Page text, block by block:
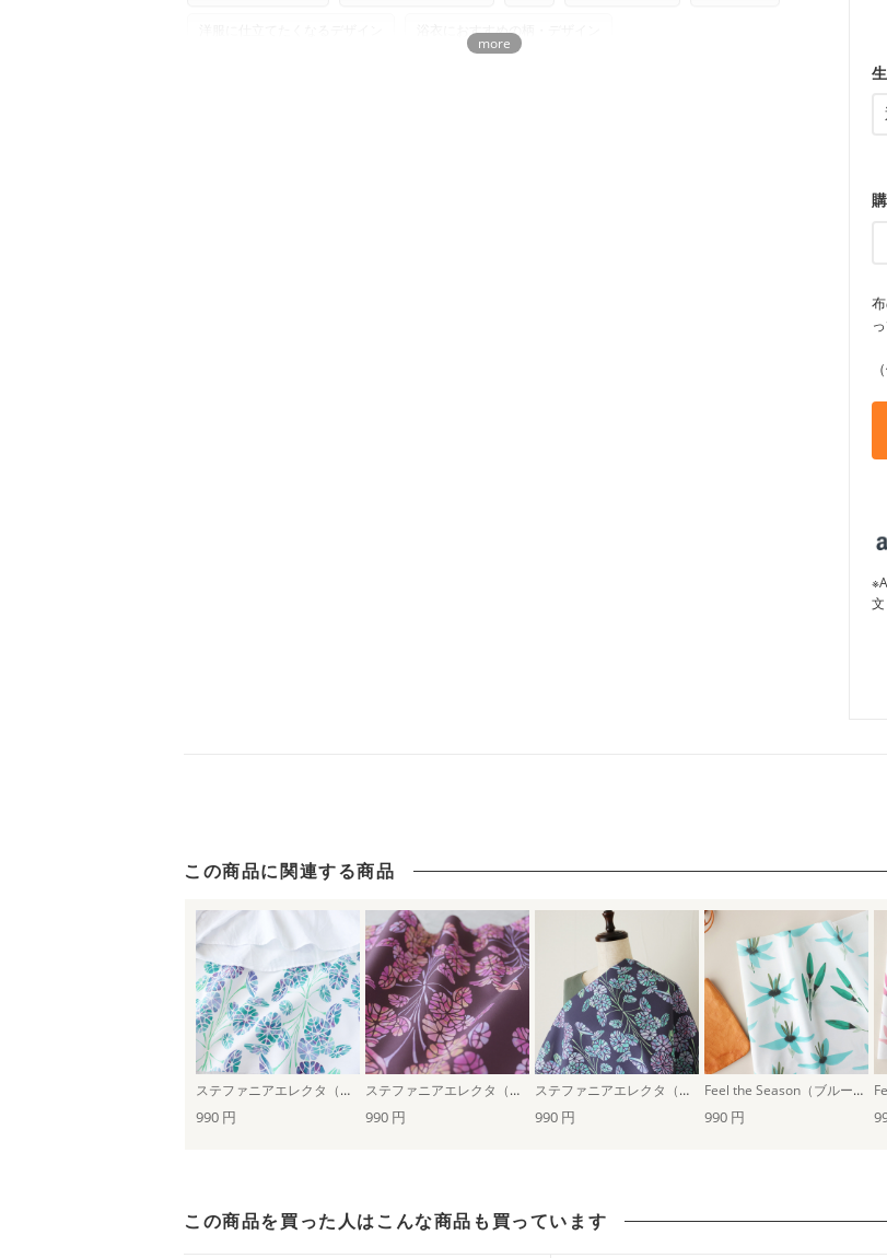
浴衣におすすめの柄・デザイン
この商品に関連する商品
ステファニアエレクタ（乳白色×青紫） ステファニアエレクタ（臙脂×桃） ステファニアエレクタ（紺藍×青紫） Feel the Season（ブルー×グリーン）
990 円 990 円 990 円 990 円
この商品を買った人はこんな商品も買っています